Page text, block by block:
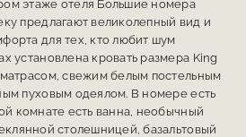
этаже отеля Большие номера
предлагают великолепный вид и
для тех, кто любит шум
установлена кровать размера King
свежим белым постельным
пуховым одеялом. В номере есть
комнате есть ванна, необычный
столешницей, базальтовый